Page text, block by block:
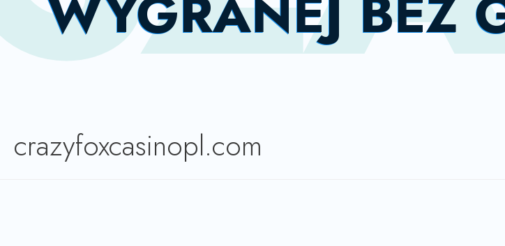
crazyfoxcasinopl.com